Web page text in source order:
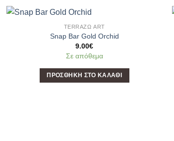
TERRAΖΩ ART
Snap Bar Gold Orchid
9.00€
Σε απόθεμα
ΠΡΟΣΘΉΚΗ ΣΤΟ ΚΑΛΆΘΙ